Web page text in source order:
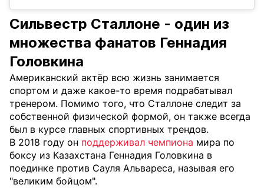
Сильвестр Сталлоне - один из
множества фанатов Геннадия
Головкина
Американский актёр всю жизнь занимается
спортом и даже какое-то время подрабатывал
тренером. Помимо того, что Сталлоне следит за
собственной физической формой, он также всегда
был в курсе главных спортивных трендов.
В 2018 году он поддерживал чемпиона мира по
боксу из Казахстана Геннадия Головкина в
поединке против Сауля Альвареса, называя его
"великим бойцом".